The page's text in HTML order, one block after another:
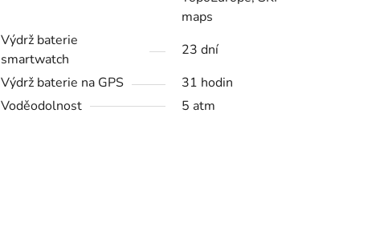
maps
Výdrž baterie
smartwatch
23 dní
Výdrž baterie na GPS
31 hodin
Voděodolnost
5 atm